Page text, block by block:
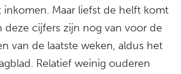
Maar liefst de helft komt
deze cijfers zijn nog van voor de
van de laatste weken, aldus het
Relatief weinig ouderen